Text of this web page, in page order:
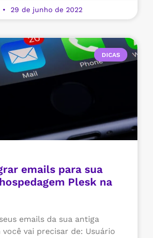
29 de junho de 2022
DICAS
emails para sua
Plesk na
emails da sua antiga
você vai precisar de: Usuário